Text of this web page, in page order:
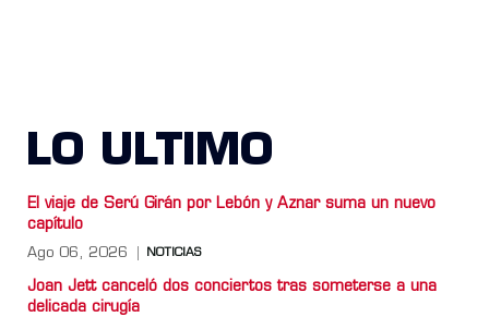
LO ULTIMO
El viaje de Serú Girán por Lebón y Aznar suma un nuevo
capítulo
Ago 06, 2026 NOTICIAS
Joan Jett canceló dos conciertos tras someterse a una
delicada cirugía